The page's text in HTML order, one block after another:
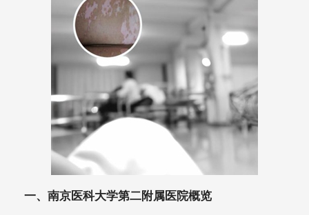
一、南京医科大学第二附属医院概览